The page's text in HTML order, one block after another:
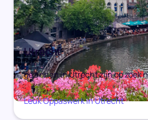
Utrecht
gezinnen in Utrecht zijn op zoek
Leuk Oppaswerk in Utrecht